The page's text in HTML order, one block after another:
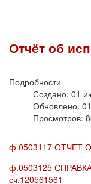
Отчёт об
Подробности
Создано: 01
Обновлено:
Просмотров:
ф.0503117
ф.0503125
сч.120561561